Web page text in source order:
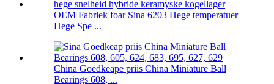
OEM Fabriek foar Sina 6203 Hege temperatuer
Hege Spe ...
China Goedkeape priis China Miniature Ball
Bearings 608, ...